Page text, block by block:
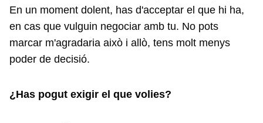
En un moment dolent, has d'acceptar el que hi ha,
en cas que vulguin negociar amb tu. No pots
marcar m'agradaria això i allò, tens molt menys
poder de decisió.
¿Has pogut exigir el que volies?